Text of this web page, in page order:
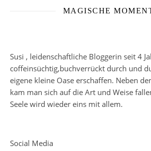
MAGISCHE
Susi , leidenschaftliche Bloggerin seit 4
coffeinsüchtig,buchverrückt durch und
eigene kleine Oase erschaffen. Neben
kam man sich auf die Art und Weise
Seele wird wieder eins mit allem.
Social Media